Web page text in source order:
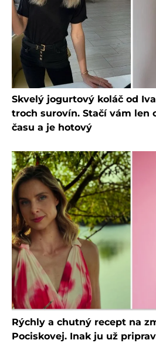
Skvelý jogurtový koláč od
troch surovín. Stačí vám len
času a je hotový
Rýchly a chutný recept na
Pociskovej. Inak ju už